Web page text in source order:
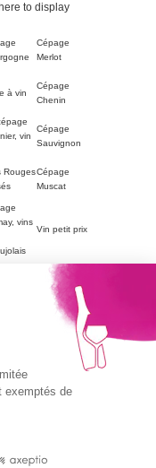
to display
Cépage
Merlot
à vin
Cépage
Chenin
vin
Cépage
Sauvignon
RougesCépage
Muscat
vins
Vin petit prix
Champagne
petit prix
Vin blanc
consume with
exemptés de